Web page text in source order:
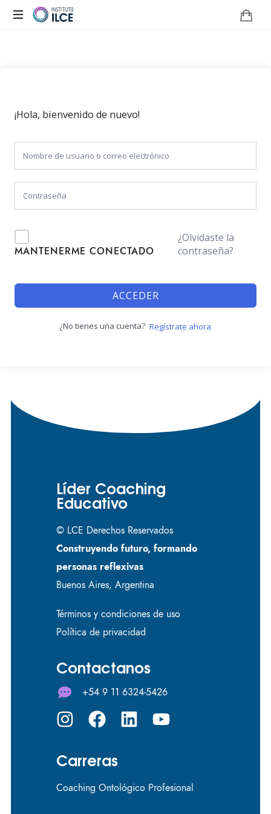
¡Hola, bienvenido de nuevo!
MANTENERME CONECTADO
¿Olvidaste la
contraseña?
ACCEDER
¿No tienes una cuenta? Regístrate ahora
Líder Coaching
Educativo
© LCE Derechos Reservados
Construyendo futuro, formando
personas reflexivas
Buenos Aires, Argentina
Términos y condiciones de uso
Política de privacidad
Contactanos
+54 9 11 6324-5426
Carreras
Coaching Ontológico Profesional